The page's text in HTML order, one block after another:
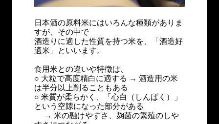
日本酒の原料米にはいろんな種類がありま
すが、その中で
酒造りに適した性質を持つ米を、「酒造好
適米」といいます。
食用米との違いや特徴は、
○ 大粒で高度精白に適する → 酒造用の米
は半分以上削ることもある
○ 米質が柔らかく、「心白（しんぱく）」
という空隙になった部分がある
→ 米の融けやすさ、麹菌の繁殖のしや